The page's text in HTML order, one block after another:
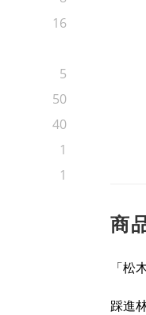
16
5
50
40
1
1
商
「松
踩進